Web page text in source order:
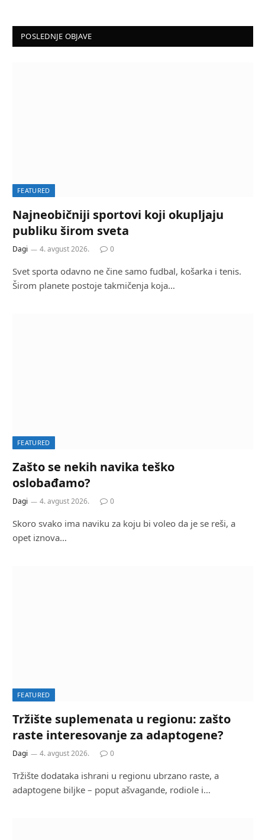
POSLEDNJE OBJAVE
FEATURED
Najneobičniji sportovi koji okupljaju
publiku širom sveta
Dagi 4. avgust 2026. 0
Svet sporta odavno ne čine samo fudbal, košarka i tenis.
Širom planete postoje takmičenja koja…
FEATURED
Zašto se nekih navika teško
oslobađamo?
Dagi 4. avgust 2026. 0
Skoro svako ima naviku za koju bi voleo da je se reši, a
opet iznova…
FEATURED
Tržište suplemenata u regionu: zašto
raste interesovanje za adaptogene?
Dagi 4. avgust 2026. 0
Tržište dodataka ishrani u regionu ubrzano raste, a
adaptogene biljke – poput ašvagande, rodiole i…